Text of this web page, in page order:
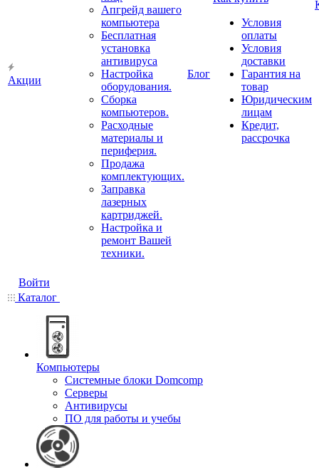
Акции
Апгрейд вашего
компьютера
Бесплатная
установка
антивируса
Настройка
оборудования.
Сборка
компьютеров.
Расходные
материалы и
периферия.
Продажа
комплектующих.
Заправка
лазерных
картриджей.
Настройка и
ремонт Вашей
техники.
Блог
Условия
оплаты
Условия
доставки
Гарантия на
товар
Юридическим
лицам
Кредит,
рассрочка
Войти
Каталог
Компьютеры
Системные блоки Domcomp
Серверы
Антивирусы
ПО для работы и учебы